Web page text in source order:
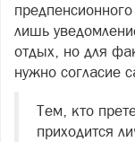
лишь
отдых, но для
нужно согласие
Тем, кто
приходится